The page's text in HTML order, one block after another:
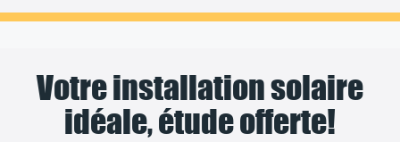
Votre installation solaire
idéale, étude offerte!